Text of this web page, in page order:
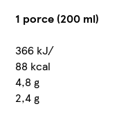
1 porce (200 ml)
366 kJ/
88 kcal
4,8 g
2,4 g